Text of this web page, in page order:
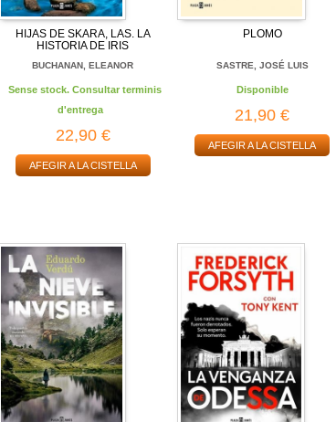
HIJAS DE SKARA, LAS. LA
HISTORIA DE IRIS
BUCHANAN, ELEANOR
Sense stock. Consultar terminis
d'entrega
22,90 €
AFEGIR A LA CISTELLA
PLOMO
SASTRE, JOSÉ LUIS
Disponible
21,90 €
AFEGIR A LA CISTELLA